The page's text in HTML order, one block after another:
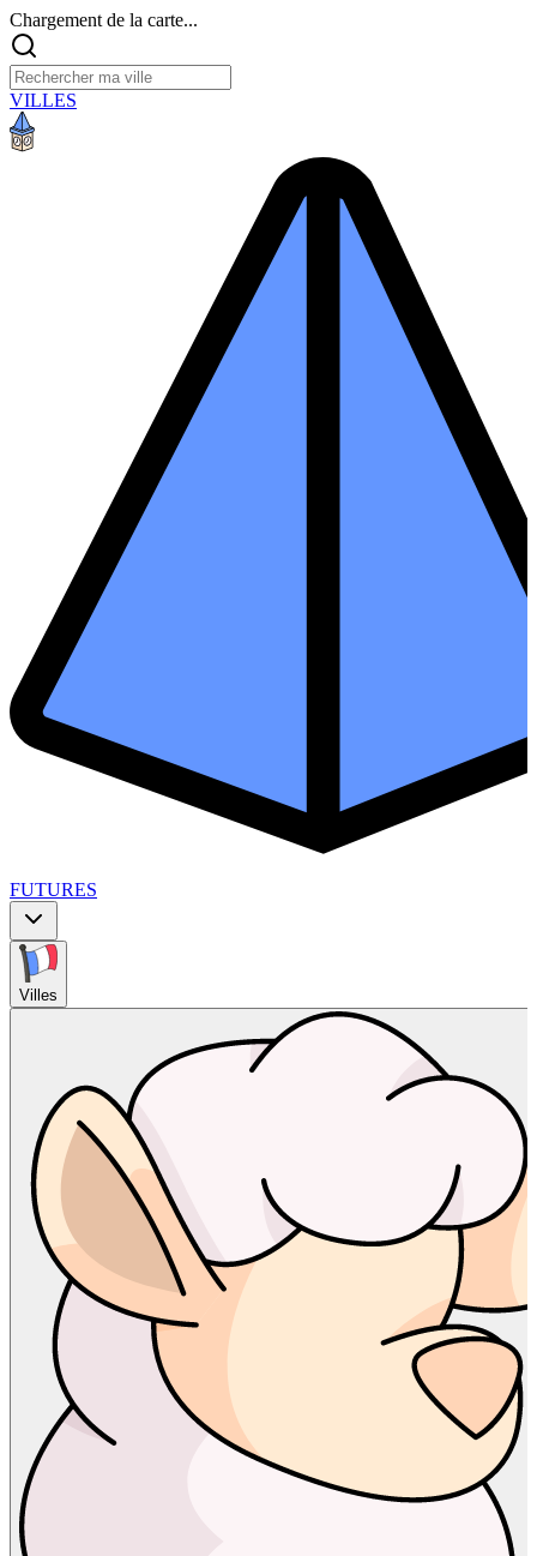
Chargement de la carte...
VILLES
FUTURES
Villes